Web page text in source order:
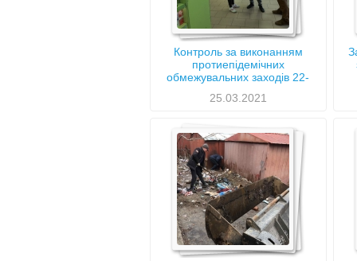
Контроль за виконанням
протиепідемічних
обмежувальних заходів 22-
25.03.2021